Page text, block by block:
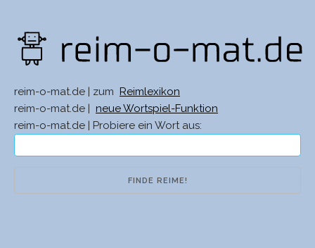
reim-o-mat.de | zum
Reimlexikon
reim-o-mat.de |
neue Wortspiel-Funktion
reim-o-mat.de | Probiere ein Wort aus: